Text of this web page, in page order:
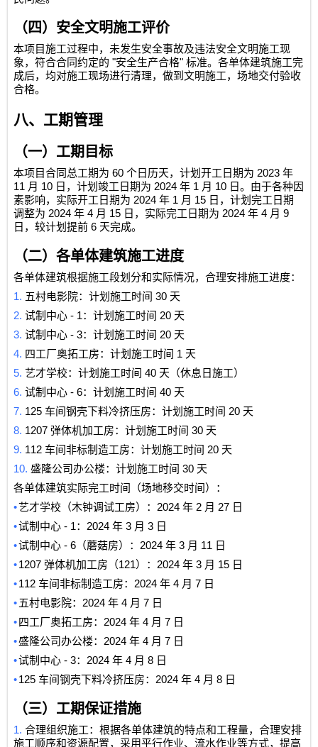
（四）安全文明施工评价
本项目施工过程中，未发生安全事故及违法安全文明施工现
象，符合合同约定的 "安全生产合格"标准。各单体建筑施工完
成后，均对施工现场进行清理，做到文明施工，场地交付验收
合格。
八、工期管理
（一）工期目标
本项目合同总工期为 60个日历天，计划开工日期为2023年
11 月 10 日，计划竣工日期为2024年 1 月 10 日。由于各种因
素影响，实际开工日期为2024年 1 月 15 日，计划完工日期
调整为2024年4 月 15 日，实际完工日期为2024年4 月9
日，较计划提前6 天完成。
（二）各单体建筑施工进度
各单体建筑根据施工段划分和实际情况，合理安排施工进度：
1. 五村电影院：计划施工时间 30 天
2.试制中心 - 1：计划施工时间20 天
3.试制中心 - 3：计划施工时间20 天
4. 四工厂奥拓工房：计划施工时间 1 天
5.艺才学校：计划施工时间 40 天（休息日施工）
6.试制中心 - 6：计划施工时间40 天
7. 125 车间钢壳下料冷挤压房：计划施工时间20 天
8. 1207弹体机加工房：计划施工时间30 天
9. 112 车间非标制造工房：计划施工时间20 天
10.盛隆公司办公楼：计划施工时间 30 天
各单体建筑实际完工时间（场地移交时间）：
•艺才学校（木钟调试工房）：2024年2 月27 日
•试制中心 - 1：2024年3 月3 日
•试制中心 - 6 （蘑菇房）：2024年3 月 11 日
•1207弹体机加工房（121）：2024年3 月 15 日
•112 车间非标制造工房：2024年4 月7 日
•五村电影院：2024年4 月7 日
• 四工厂奥拓工房：2024年4 月7 日
•盛隆公司办公楼：2024年4 月7 日
•试制中心 - 3：2024年4 月8 日
•125 车间钢壳下料冷挤压房：2024年4 月8 日
（三）工期保证措施
1.合理组织施工：根据各单体建筑的特点和工程量，合理安排
施工顺序和资源配置，采用平行作业、流水作业等方式，提高